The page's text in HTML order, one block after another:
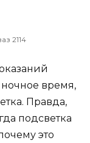
2114
время,
Правда,
подсветка
это